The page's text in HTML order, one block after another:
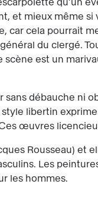
qu’un
et mieux même
car cela pourrait
du clergé.
est un
sans débauche ni
libertin exprime
œuvres
Rousseau) et
Les
les hommes.